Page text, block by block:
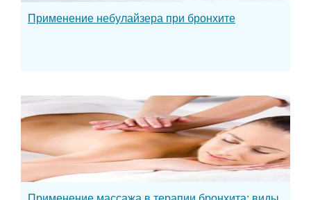
Применение небулайзера при бронхите